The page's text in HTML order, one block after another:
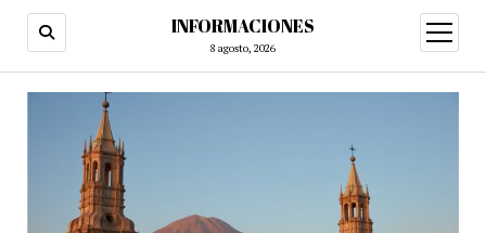
INFORMACIONES
8 agosto, 2026
abrir
menú